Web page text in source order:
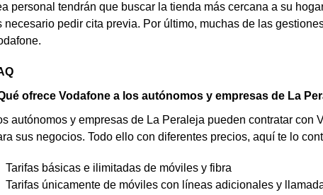
personal tendrán que buscar la tienda más cercana a su
necesario pedir cita previa. Por último, muchas de las
ofrece Vodafone a los autónomos y empresas de La
autónomos y empresas de La Peraleja pueden contratar
sus negocios. Todo ello con diferentes precios, aquí te lo
Tarifas básicas e ilimitadas de móviles y fibra
Tarifas únicamente de móviles con líneas adicionales y